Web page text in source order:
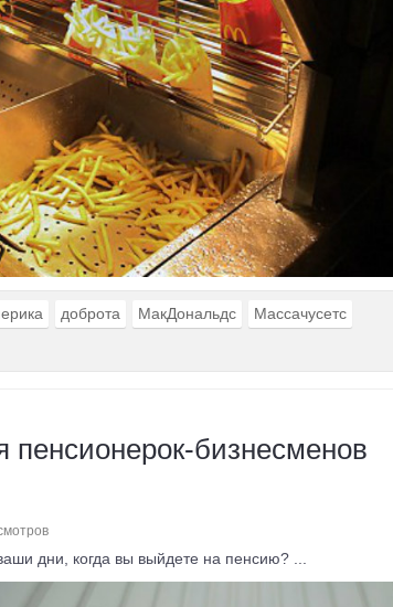
доброта МакДональдс
Массачусетс
пенсионерок-бизнесменов
дни, когда вы выйдете на пенсию? ...